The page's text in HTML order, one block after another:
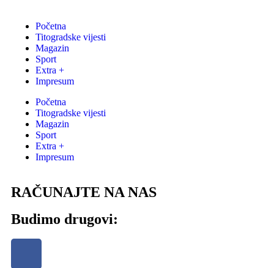
Početna
Titogradske vijesti
Magazin
Sport
Extra +
Impresum
Početna
Titogradske vijesti
Magazin
Sport
Extra +
Impresum
RAČUNAJTE NA NAS
Budimo drugovi: